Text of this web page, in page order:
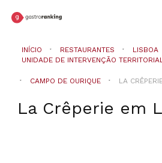
INÍCIO RESTAURANTES LISBOA
UNIDADE DE INTERVENÇÃO
CAMPO DE OURIQUE LA
La Crêperie em